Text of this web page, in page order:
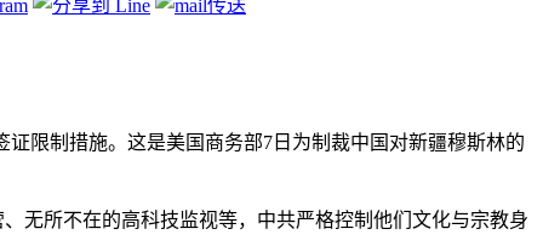
证限制措施。这是美国商务部7日为制裁中国对新疆穆斯林的
无所不在的高科技监视等，中共严格控制他们文化与宗教身